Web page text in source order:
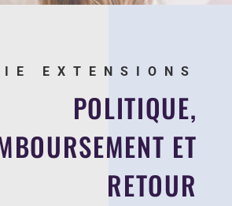
EXTENSIONS
POLITIQUE,
ET
RETOUR